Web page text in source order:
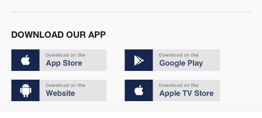
DOWNLOAD OUR APP